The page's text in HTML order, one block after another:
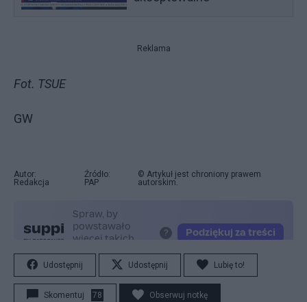
Reklama
Fot. TSUE
GW
Autor:
Redakcja
Źródło:
PAP
© Artykuł jest chroniony prawem
autorskim.
Udostępnij Udostępnij Lubię to!
Skomentuj 78 Obserwuj notkę